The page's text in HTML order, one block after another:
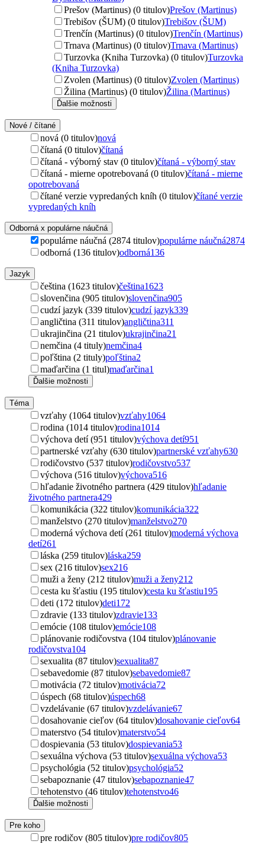
Prešov (Martinus) (0 titulov)Prešov (Martinus)
Trebišov (ŠUM) (0 titulov)Trebišov (ŠUM)
Trenčín (Martinus) (0 titulov)Trenčín (Martinus)
Trnava (Martinus) (0 titulov)Trnava (Martinus)
Turzovka (Kniha Turzovka) (0 titulov)Turzovka
(Kniha Turzovka)
Zvolen (Martinus) (0 titulov)Zvolen (Martinus)
Žilina (Martinus) (0 titulov)Žilina (Martinus)
Ďalšie možnosti
Nové / čítané
nová (0 titulov)nová
čítaná (0 titulov)čítaná
čítaná - výborný stav (0 titulov)čítaná - výborný stav
čítaná - mierne opotrebovaná (0 titulov)čítaná - mierne
opotrebovaná
čítané verzie vypredaných kníh (0 titulov)čítané verzie
vypredaných kníh
Odborná x populárne náučná
populárne náučná (2874 titulov)populárne náučná2874
odborná (136 titulov)odborná136
Jazyk
čeština (1623 titulov)čeština1623
slovenčina (905 titulov)slovenčina905
cudzí jazyk (339 titulov)cudzí jazyk339
angličtina (311 titulov)angličtina311
ukrajinčina (21 titulov)ukrajinčina21
nemčina (4 tituly)nemčina4
poľština (2 tituly)poľština2
maďarčina (1 titul)maďarčina1
Ďalšie možnosti
Téma
vzťahy (1064 titulov)vzťahy1064
rodina (1014 titulov)rodina1014
výchova detí (951 titulov)výchova detí951
partnerské vzťahy (630 titulov)partnerské vzťahy630
rodičovstvo (537 titulov)rodičovstvo537
výchova (516 titulov)výchova516
hľadanie životného partnera (429 titulov)hľadanie
životného partnera429
komunikácia (322 titulov)komunikácia322
manželstvo (270 titulov)manželstvo270
moderná výchova detí (261 titulov)moderná výchova
detí261
láska (259 titulov)láska259
sex (216 titulov)sex216
muži a ženy (212 titulov)muži a ženy212
cesta ku šťastiu (195 titulov)cesta ku šťastiu195
deti (172 titulov)deti172
zdravie (133 titulov)zdravie133
emócie (108 titulov)emócie108
plánovanie rodičovstva (104 titulov)plánovanie
rodičovstva104
sexualita (87 titulov)sexualita87
sebavedomie (87 titulov)sebavedomie87
motivácia (72 titulov)motivácia72
úspech (68 titulov)úspech68
vzdelávanie (67 titulov)vzdelávanie67
dosahovanie cieľov (64 titulov)dosahovanie cieľov64
materstvo (54 titulov)materstvo54
dospievania (53 titulov)dospievania53
sexuálna výchova (53 titulov)sexuálna výchova53
psychológia (52 titulov)psychológia52
sebapoznanie (47 titulov)sebapoznanie47
tehotenstvo (46 titulov)tehotenstvo46
Ďalšie možnosti
Pre koho
pre rodičov (805 titulov)pre rodičov805